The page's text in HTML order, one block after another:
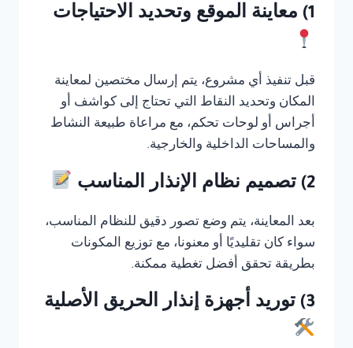
1) معاينة الموقع وتحديد الاحتياجات
قبل تنفيذ أي مشروع، يتم إرسال مختصين لمعاينة
المكان وتحديد النقاط التي تحتاج إلى كواشف أو
أجراس أو لوحات تحكم، مع مراعاة طبيعة النشاط
والمساحات الداخلية والخارجية.
2) تصميم نظام الإنذار المناسب
بعد المعاينة، يتم وضع تصور دقيق للنظام المناسب،
سواء كان تقليديًا أو معنونا، مع توزيع المكونات
بطريقة تحقق أفضل تغطية ممكنة.
3) توريد أجهزة إنذار الحريق الأصلية